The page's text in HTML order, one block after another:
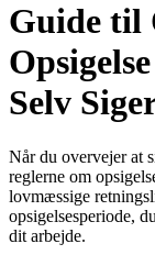
Guide til
Selv
Når du overvejer at
reglerne om
lovmæssige
opsigelsesperiode,
dit arbejde.